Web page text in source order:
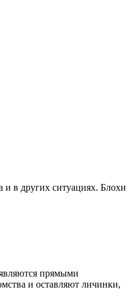
в других ситуациях. Блохи
прямыми
и оставляют личинки,